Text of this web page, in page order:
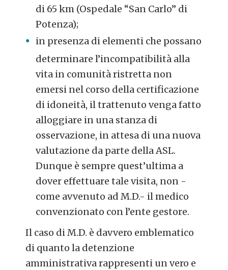
di 65 km (Ospedale “San Carlo” di
Potenza);
in presenza di elementi che possano
determinare l’incompatibilità alla
vita in comunità ristretta non
emersi nel corso della certificazione
di idoneità, il trattenuto venga fatto
alloggiare in una stanza di
osservazione, in attesa di una nuova
valutazione da parte della ASL.
Dunque è sempre quest’ultima a
dover effettuare tale visita, non -
come avvenuto ad M.D.- il medico
convenzionato con l’ente gestore.
Il caso di M.D. è davvero emblematico
di quanto la detenzione
amministrativa rappresenti un vero e